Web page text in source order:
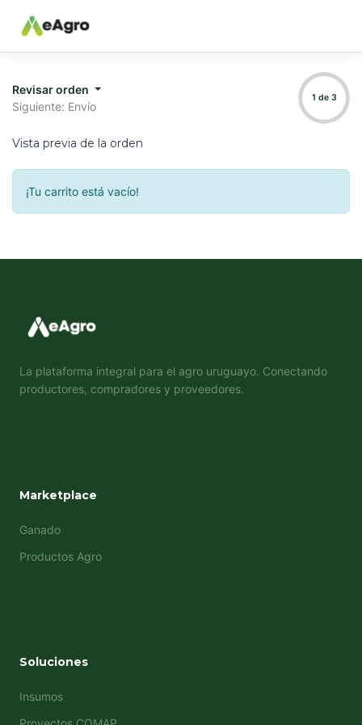
Revisar orden
Siguiente: Envío
1 de 3
Vista previa de la orden
¡Tu carrito está vacío!
La plataforma integral para el agro uruguayo. Conectando
productores, compradores y proveedores.
Marketplace
Ganado
Productos Agro
Soluciones
Insumos